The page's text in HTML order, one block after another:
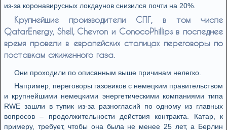
из-за коронавирусных локдаунов снизился почти на 20%.
Крупнейшие производители СПГ, в том числе
QatarEnergy, Shell, Chevron и ConocoPhillips в последнее
время провели в европейских столицах переговоры по
поставкам сжиженного газа.
Они проходили по описанным выше причинам нелегко.
Например, переговоры газовиков с немецким правительством
и крупнейшими немецкими энергетическими компаниями типа
RWE зашли в тупик из-за разногласий по одному из главных
вопросов – продолжительности действия контракта. Катар, к
примеру, требует, чтобы она была не менее 25 лет, а Берлин